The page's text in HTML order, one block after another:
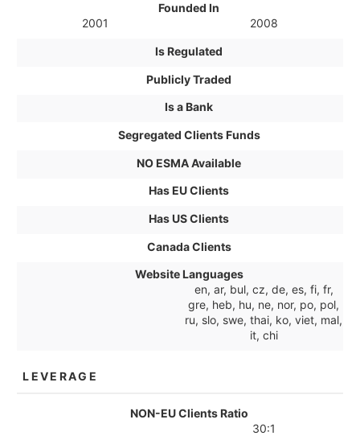
Founded In
2001
2008
Is Regulated
Publicly Traded
Is a Bank
Segregated Clients Funds
NO ESMA Available
Has EU Clients
Has US Clients
Canada Clients
Website Languages
en, ar, bul, cz, de, es, fi, fr,
gre, heb, hu, ne, nor, po, pol,
ru, slo, swe, thai, ko, viet, mal,
it, chi
LEVERAGE
NON-EU Clients Ratio
30:1